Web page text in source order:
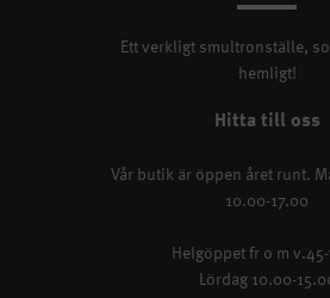
Ett verkligt smultronställe,
hemligt!
Hitta till oss
Vår butik är öppen året runt.
10.00-17.00
Helgöppet fr o m
Lördag 10.00-